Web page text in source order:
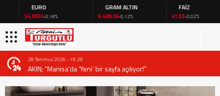
EURO
54,8926-0,18%
GRAM ALTIN
6.488,36-0,12%
FAİZ
41,53 -0,02%
28 Temmuz 2026 - 19:28
AKIN; “Manisa’da ‘Yeni’ bir sayfa açılıyor!”